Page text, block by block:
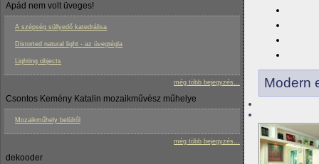
Apád nem volt üveges!
A szépség süllyedő katedrálisa
Distorted natural light - az üvegtégla
Lighting objects
még több bejegyzés...
Csontos Kemény Katalin mozaikművész műhelye
Mozaikműhely belülről
még több bejegyzés...
dekooder
Modern